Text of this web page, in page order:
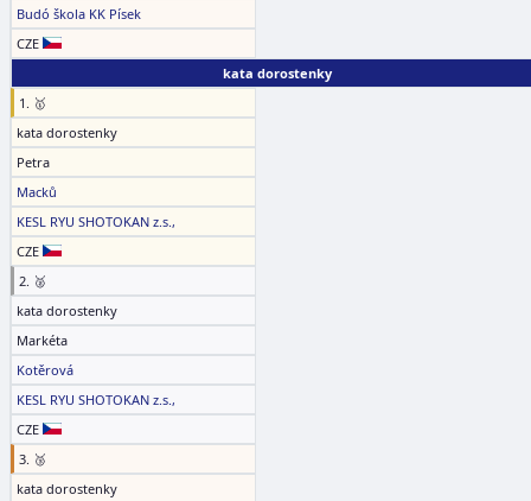
Budó škola KK Písek
CZE
kata dorostenky
1. 🥇
kata dorostenky
Petra
Macků
KESL RYU SHOTOKAN z.s.,
CZE
2. 🥈
kata dorostenky
Markéta
Kotěrová
KESL RYU SHOTOKAN z.s.,
CZE
3. 🥉
kata dorostenky